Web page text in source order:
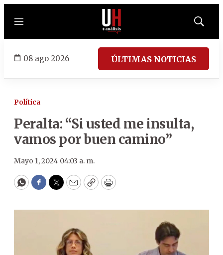
Menú
Mostrar
08 ago 2026 ÚLTIMAS NOTICIAS
Política
Peralta: “Si usted me insulta,
vamos por buen camino”
Mayo 1, 2024 04:03 a. m.
WhatsApp
Facebook
Twitter
EmailCopyPrint